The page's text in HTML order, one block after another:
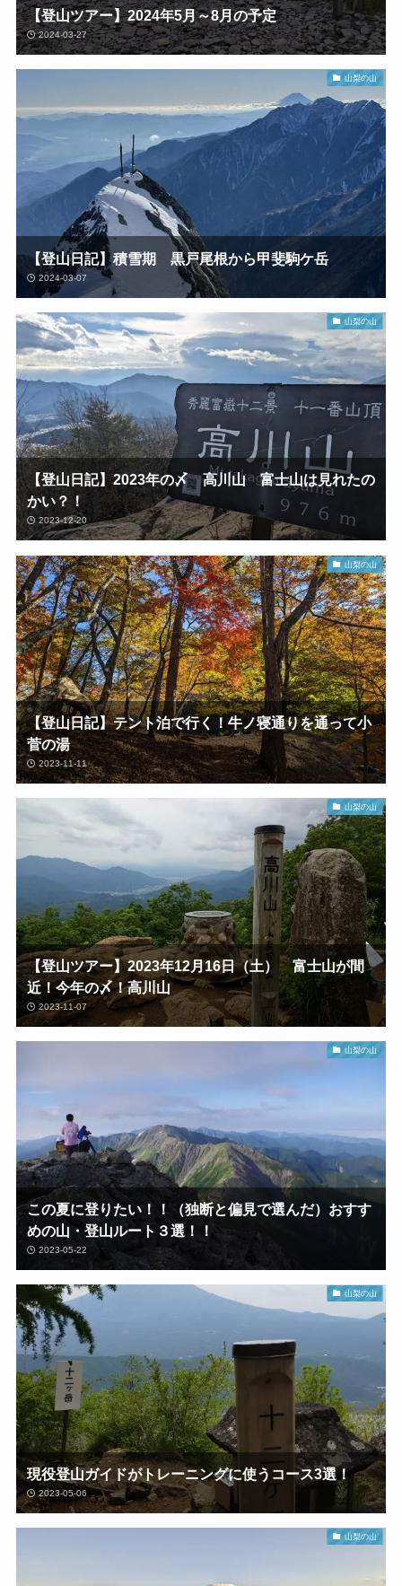
【登山ツアー】2024年5月～8月の予定
2024-03-27
山梨の山
【登山日記】積雪期 黒戸尾根から甲斐駒ケ岳
2024-03-07
山梨の山
【登山日記】2023年の〆 高川山 富士山は見れたの
かい？！
2023-12-20
山梨の山
【登山日記】テント泊で行く！牛ノ寝通りを通って小
菅の湯
2023-11-11
山梨の山
【登山ツアー】2023年12月16日（土） 富士山が間
近！今年の〆！高川山
2023-11-07
山梨の山
この夏に登りたい！！（独断と偏見で選んだ）おすす
めの山・登山ルート３選！！
2023-05-22
山梨の山
現役登山ガイドがトレーニングに使うコース3選！
2023-05-06
山梨の山